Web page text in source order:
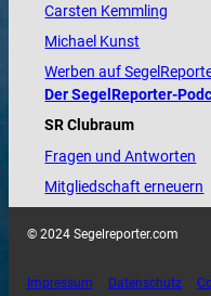
Carsten Kemmling
Michael Kunst
Werben auf
Der SegelReporter-
SR Clubraum
Fragen und Antworten
Mitgliedschaft erneuern
© 2024 Segelreporter.com
Impressum Datenschutz